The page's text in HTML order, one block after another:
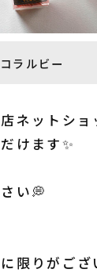
ラルビー
ネットショ
けます✨
い💭
限りがござ